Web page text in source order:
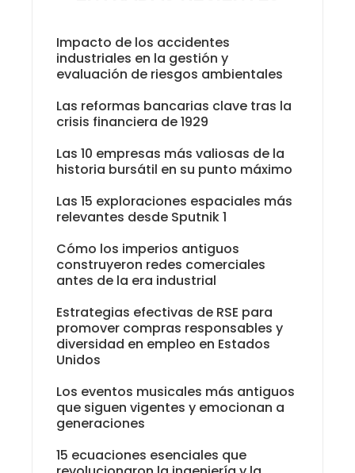
Impacto de los accidentes
industriales en la gestión y
evaluación de riesgos ambientales
Las reformas bancarias clave tras la
crisis financiera de 1929
Las 10 empresas más valiosas de la
historia bursátil en su punto máximo
Las 15 exploraciones espaciales más
relevantes desde Sputnik 1
Cómo los imperios antiguos
construyeron redes comerciales
antes de la era industrial
Estrategias efectivas de RSE para
promover compras responsables y
diversidad en empleo en Estados
Unidos
Los eventos musicales más antiguos
que siguen vigentes y emocionan a
generaciones
15 ecuaciones esenciales que